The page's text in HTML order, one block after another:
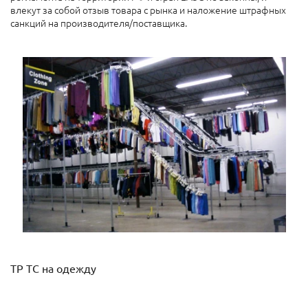
влекут за собой отзыв товара с рынка и наложение штрафных
санкций на производителя/поставщика.
ТР ТС на одежду